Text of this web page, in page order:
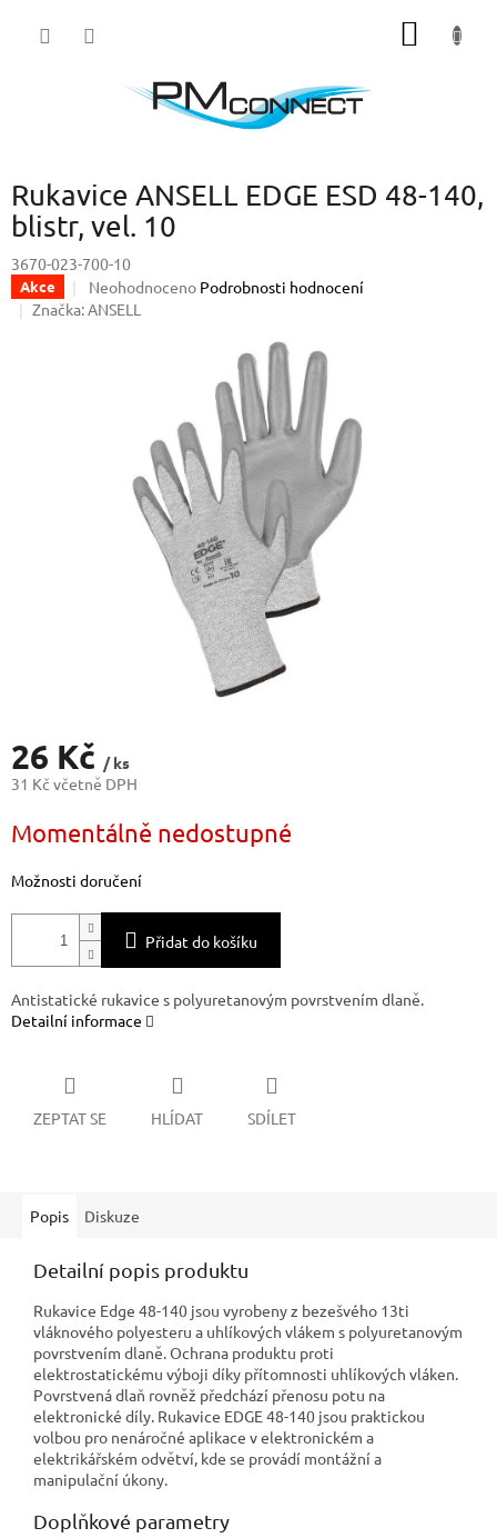
Rukavice ANSELL EDGE ESD 48-140,
blistr, vel. 10
3670-023-700-10
Akce
Průměrné
hodnocení
Neohodnoceno Podrobnosti hodnocení
Značka:ANSELL
26 Kč / ks
31 Kč včetně DPH
cena:
Momentálně nedostupné
Možnosti doručení
Přidat do košíku
Antistatické rukavice s polyuretanovým povrstvením dlaně.
Detailní informace
ZEPTAT SE HLÍDAT SDÍLET
Popis Diskuze
Detailní popis produktu
Rukavice Edge 48-140 jsou vyrobeny z bezešvého 13ti
vláknového polyesteru a uhlíkových vlákem s polyuretanovým
povrstvením dlaně. Ochrana produktu proti
elektrostatickému výboji díky přítomnosti uhlíkových vláken.
Povrstvená dlaň rovněž předchází přenosu potu na
elektronické díly. Rukavice EDGE 48-140 jsou praktickou
volbou pro nenáročné aplikace v elektronickém a
elektrikářském odvětví, kde se provádí montážní a
manipulační úkony.
Doplňkové parametry